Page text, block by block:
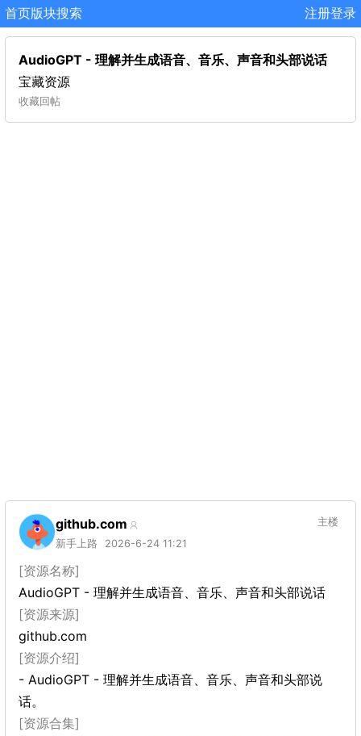
首页版块搜索 注册登录
AudioGPT - 理解并生成语音、音乐、声音和头部说话
宝藏资源
收藏回帖
github.com
新手上路 2026-6-24 11:21
主楼
[资源名称]
AudioGPT - 理解并生成语音、音乐、声音和头部说话
[资源来源]
github.com
[资源介绍]
- AudioGPT - 理解并生成语音、音乐、声音和头部说
话。
[资源合集]